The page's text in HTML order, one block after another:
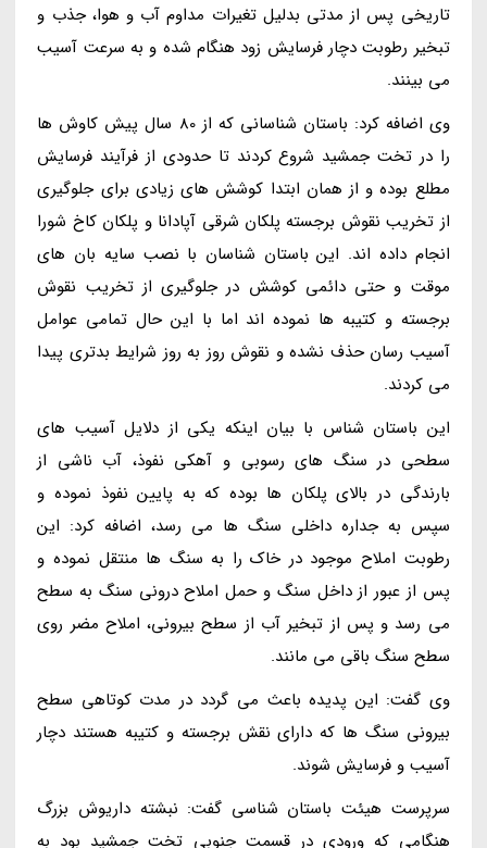
تاریخی پس از مدتی بدلیل تغیرات مداوم آب و هوا، جذب و
تبخیر رطوبت دچار فرسایش زود هنگام شده و به سرعت آسیب
می بینند.
وی اضافه کرد: باستان شناسانی که از 80 سال پیش کاوش ها
را در تخت جمشید شروع کردند تا حدودی از فرآیند فرسایش
مطلع بوده و از همان ابتدا کوشش های زیادی برای جلوگیری
از تخریب نقوش برجسته پلکان شرقی آپادانا و پلکان کاخ شورا
انجام داده اند. این باستان شناسان با نصب سایه بان های
موقت و حتی دائمی کوشش در جلوگیری از تخریب نقوش
برجسته و کتیبه ها نموده اند اما با این حال تمامی عوامل
آسیب رسان حذف نشده و نقوش روز به روز شرایط بدتری پیدا
می کردند.
این باستان شناس با بیان اینکه یکی از دلایل آسیب های
سطحی در سنگ های رسوبی و آهکی نفوذ، آب ناشی از
بارندگی در بالای پلکان ها بوده که به پایین نفوذ نموده و
سپس به جداره داخلی سنگ ها می رسد، اضافه کرد: این
رطوبت املاح موجود در خاک را به سنگ ها منتقل نموده و
پس از عبور از داخل سنگ و حمل املاح درونی سنگ به سطح
می رسد و پس از تبخیر آب از سطح بیرونی، املاح مضر روی
سطح سنگ باقی می مانند.
وی گفت: این پدیده باعث می گردد در مدت کوتاهی سطح
بیرونی سنگ ها که دارای نقش برجسته و کتیبه هستند دچار
آسیب و فرسایش شوند.
سرپرست هیئت باستان شناسی گفت: نبشته داریوش بزرگ
هنگامی که ورودی در قسمت جنوبی تخت جمشید بود به